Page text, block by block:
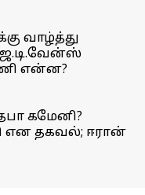
வாழ்த்து
என்ன?
கமேனி?
என தகவல்; ஈரான்